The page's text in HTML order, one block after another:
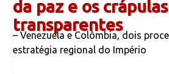
da paz e os crápulas
transparentes
– Venezuela e Colômbia, dois
estratégia regional do Império